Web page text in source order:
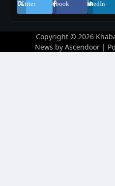
Twitter Facebook LinkedIn
Copyright © 2026
News by Ascendoor |